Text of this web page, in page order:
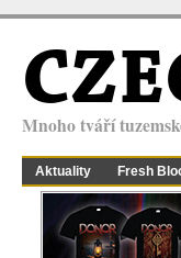
Mnoho tváří
Aktuality Fresh